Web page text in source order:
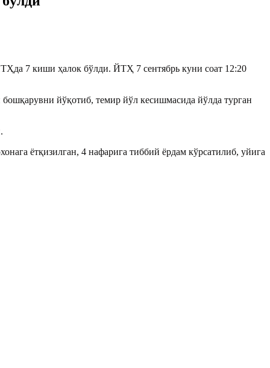
7 киши ҳалок бўлди. ЙТҲ 7 сентябрь куни соат 12:20
йўқотиб, темир йўл кесишмасида йўлда турган
ётқизилган, 4 нафарига тиббий ёрдам кўрсатилиб, уйига